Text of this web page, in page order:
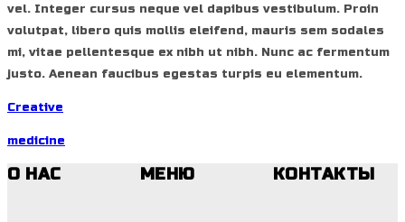
vel. Integer cursus neque vel dapibus vestibulum. Proin
volutpat, libero quis mollis eleifend, mauris sem sodales
mi, vitae pellentesque ex nibh ut nibh. Nunc ac fermentum
justo. Aenean faucibus egestas turpis eu elementum.
Creative
medicine
О НАС МЕНЮ КОНТАКТЫ